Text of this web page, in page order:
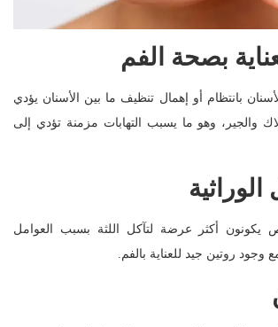
بصحة الفم
بانتظام أو إهمال تنظيف ما بين الأسنان يؤدي
والجير، وهو ما يسبب التهابات مزمنة تؤدي إلى
الوراثية
يكونون أكثر عرضة لتآكل اللثة بسبب العوامل
وجود روتين جيد للعناية بالفم.